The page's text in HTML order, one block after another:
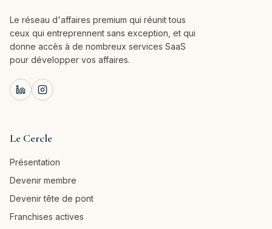
Le réseau d'affaires premium qui réunit tous
ceux qui entreprennent sans exception, et qui
donne accès à de nombreux services SaaS
pour développer vos affaires.
Le Cercle
Présentation
Devenir membre
Devenir tête de pont
Franchises actives